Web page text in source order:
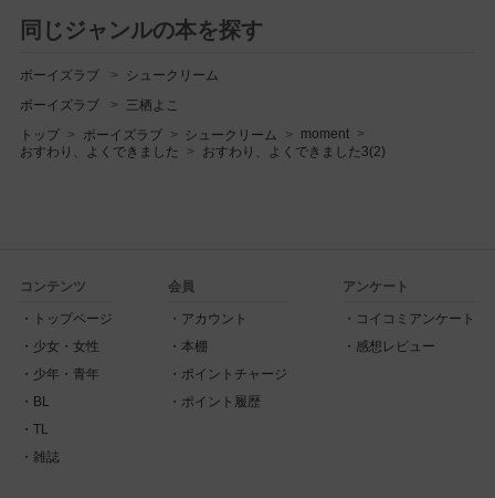
同じジャンルの本を探す
ボーイズラブ シュークリーム
ボーイズラブ 三栖よこ
トップ ボーイズラブ シュークリーム
moment
おすわり、よくできました
おすわり、よくできました3(2)
コンテンツ
トップページ
少女・女性
少年・青年
BL
TL
雑誌
会員
アカウント
本棚
ポイントチャージ
ポイント履歴
アンケート
コイコミアンケート
感想レビュー